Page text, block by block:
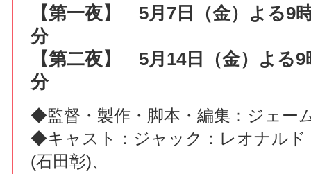
【第一夜】 5月7日（金）よる9
分
【第二夜】 5月14日（金）よる9
分
◆監督・製作・脚本・編集：ジェー
◆キャスト：ジャック：レオナルド
(石田彰)、